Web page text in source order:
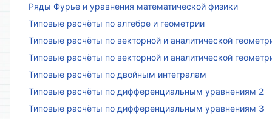
Ряды Фурье и уравнения математической физики
Типовые расчёты по алгебре и геометрии
Типовые расчёты по векторной и аналитической
Типовые расчёты по векторной и аналитической
Типовые расчёты по двойным интегралам
Типовые расчёты по дифференциальным уравнениям 2
Типовые расчёты по дифференциальным уравнениям 3